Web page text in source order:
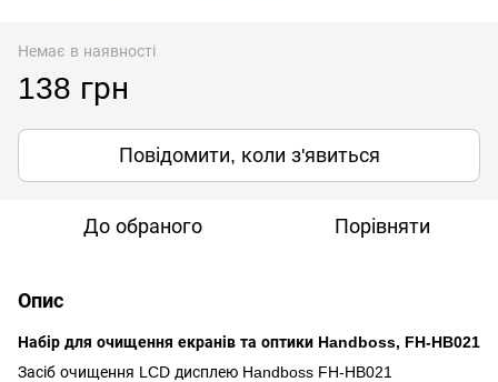
Немає в наявності
138 грн
Повідомити, коли з'явиться
До обраного Порівняти
Опис
Набір для очищення екранів та оптики Handboss, FH-HB021
Засіб очищення LCD дисплею Handboss FH-HB021